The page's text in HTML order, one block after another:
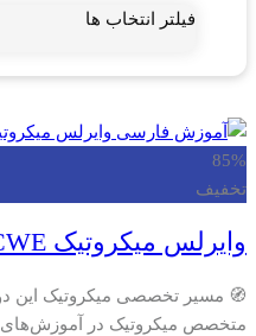
داکر Docker
Microsoft Web Server IIS
Veeam
مجازی سازی دسکتاپ VDI
شبیه سازهای شبکه Simulation
فیلتر انتخاب ها
85%
تخفیف
وایرلس میکروتیک MikroTik MTCWE
🧭 مسیر تخصصی میکروتیک این
متخصص میکروتیک در